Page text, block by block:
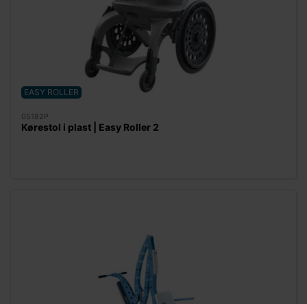
EASY ROLLER
05182P
Kørestol i plast | Easy Roller 2